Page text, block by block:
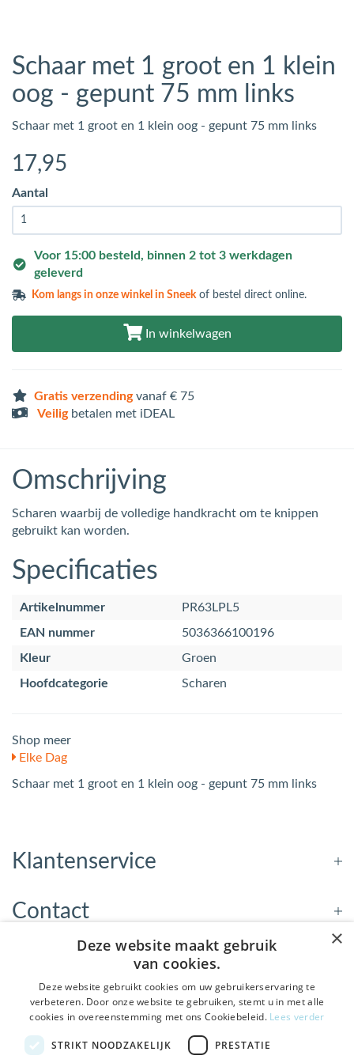
Schaar met 1 groot en 1 klein
oog - gepunt 75 mm links
Schaar met 1 groot en 1 klein oog - gepunt 75 mm links
17,95
Aantal
Voor 15:00 besteld, binnen 2 tot 3 werkdagen
geleverd
Kom langs inonze winkel in Sneekof bestel direct online.
In winkelwagen
Gratis verzendingvanaf € 75
Veiligbetalen met iDEAL
Omschrijving
Scharen waarbij de volledige handkracht om te knippen
gebruikt kan worden.
Specificaties
Artikelnummer
PR63LPL5
EAN nummer
5036366100196
Kleur
Groen
Hoofdcategorie
Scharen
Shop meer
Elke Dag
Schaar met 1 groot en 1 klein oog - gepunt 75 mm links
Klantenservice
Contact
Openingstijden
Nieuwsbrief
×
Deze website maakt gebruik
van cookies.
Deze website gebruikt cookies om uw gebruikerservaring te
verbeteren. Door onze website te gebruiken, stemt u in met alle
cookies in overeenstemming met ons Cookiebeleid. Lees verder
STRIKT NOODZAKELIJK PRESTATIE
De Welzijnwinkel in je
inbox